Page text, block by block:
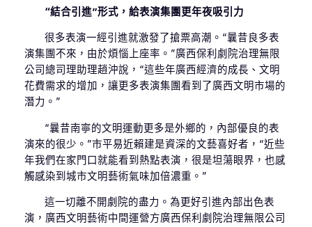
“結合引進”形式，給表演集團更年夜吸引力
很多表演一經引進就激發了搶票高潮。“曩昔良多表
演集團不來，由於煩惱上座率。”廣西保利劇院治理無限
公司總司理助理趙沖說，“這些年廣西經濟的成長、文明
花費需求的增加，讓更多表演集團看到了廣西文明市場的
潛力。”
“曩昔南寧的文明運動更多是外鄉的，內部優良的表
演來的很少。”市平易近賴建是資深的文藝喜好者，“近些
年我們在家門口就能看到熱點表演，很是坦蕩眼界，也感
觸感染到城市文明藝術氣味加倍濃重。”
這一切離不開劇院的盡力。為更好引進內部出色表
演，廣西文明藝術中間運營方廣西保利劇院治理無限公司